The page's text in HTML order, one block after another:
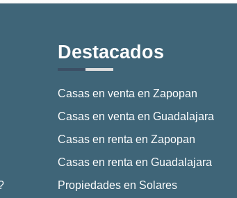
Destacados
Casas en venta en Zapopan
Casas en venta en Guadalajara
Casas en renta en Zapopan
Casas en renta en Guadalajara
Propiedades en Solares